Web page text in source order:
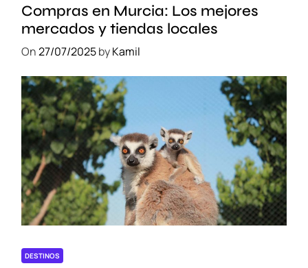
Compras en Murcia: Los mejores
mercados y tiendas locales
On27/07/2025byKamil
DESTINOS